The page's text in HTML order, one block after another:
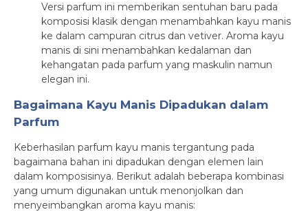
Versi parfum ini memberikan sentuhan baru pada
komposisi klasik dengan menambahkan kayu manis
ke dalam campuran citrus dan vetiver. Aroma kayu
manis di sini menambahkan kedalaman dan
kehangatan pada parfum yang maskulin namun
elegan ini.
Bagaimana Kayu Manis Dipadukan dalam
Parfum
Keberhasilan parfum kayu manis tergantung pada
bagaimana bahan ini dipadukan dengan elemen lain
dalam komposisinya. Berikut adalah beberapa kombinasi
yang umum digunakan untuk menonjolkan dan
menyeimbangkan aroma kayu manis: